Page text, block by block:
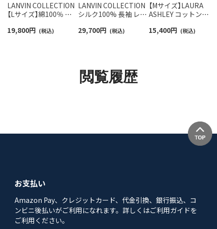
LANVIN COLLECTION
【Lサイズ】綿100％ ふ
2重ガーゼ レジュール
19,800円 (税込)
LANVIN COLLECTION
シルク100% 長袖 レデ
ズ 73044363
29,700円 (税込)
【Mサイズ】LAURA
ASHLEY コットン
ルト ルイースフロー
15,400円 (税込)
閲覧履歴
お支払い
Amazon Pay、クレジットカード、代金引換、銀行振込、コ
ンビニ後払いがご利用になれます。詳しくはご利用ガイドを
ご利用ください。